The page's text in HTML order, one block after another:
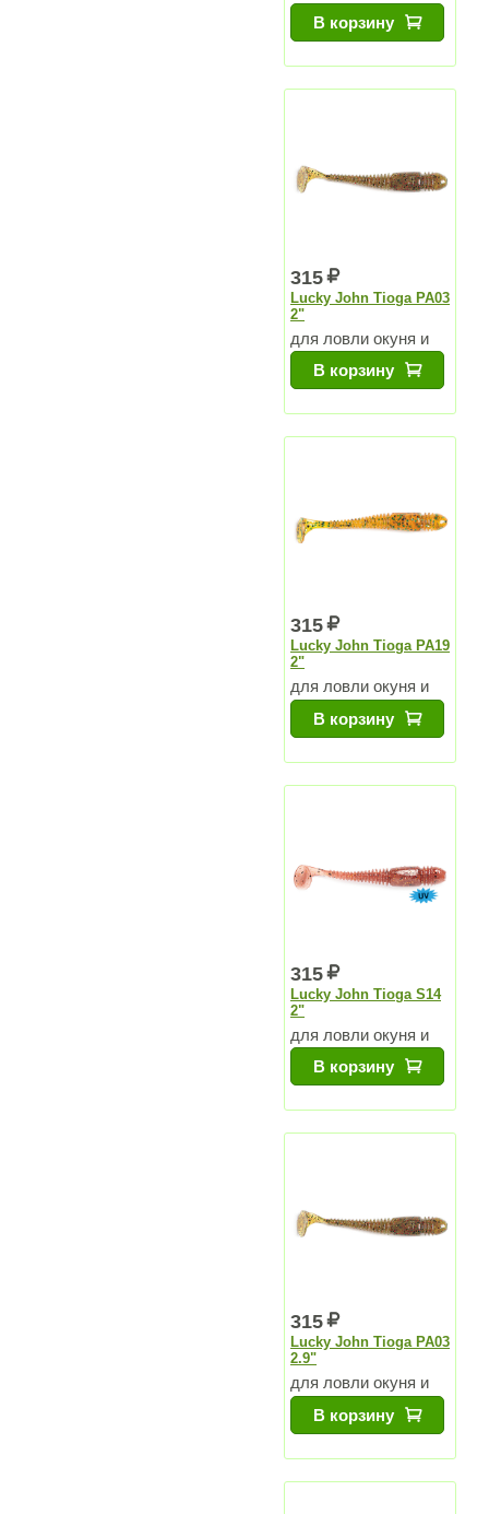
судакаВ корзину
315
Lucky John Tioga PA03
2"
для ловли окуня и
судакаВ корзину
315
Lucky John Tioga PA19
2"
для ловли окуня и
судакаВ корзину
315
Lucky John Tioga S14
2"
для ловли окуня и
судакаВ корзину
315
Lucky John Tioga PA03
2.9"
для ловли окуня и
судакаВ корзину